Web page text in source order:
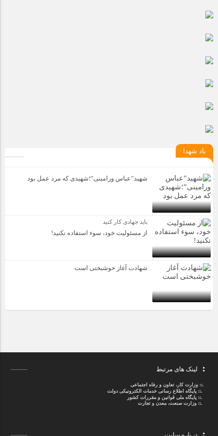
یاد شهدا
شهید”عباس ورامینی”؛شهیدی که مرد عمل بود
باید جهادی کار کنید
از مسئولیت خود، سوء استفاده نکنید!
شهادت آغاز خوشبختی است
لینک های مرتبط
.::وزارت کار، تعاون و رفاه اجتماعی
.::پایگاه اطلاع رسانی خدمات الکترونیکی دولت
.::پایگاه ملی قوانین و مقررات کشور
.:: وزارت صنعت، معدن و تجارت